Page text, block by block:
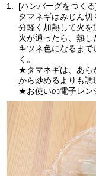
1.
[ハンバーグをつく
タマネギはみじん
分軽く加熱して火を
火が通ったら、熱し
キツネ色になるま
く。
★タマネギは、あら
から炒めるよりも調
★お使いの電子レン